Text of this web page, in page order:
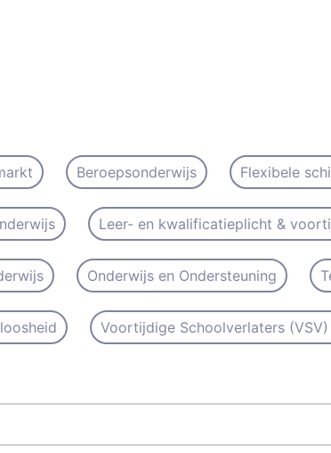
Beroepsonderwijs Flexibele
Leer- en kwalificatieplicht &
Onderwijs en Ondersteuning
Voortijdige Schoolverlaters